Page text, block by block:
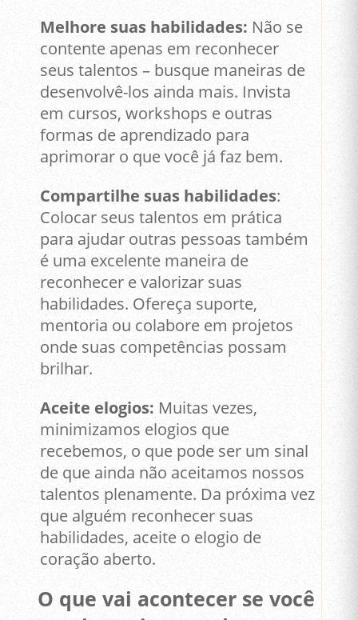
Melhore suas habilidades: Não se
contente apenas em reconhecer
seus talentos – busque maneiras de
desenvolvê-los ainda mais. Invista
em cursos, workshops e outras
formas de aprendizado para
aprimorar o que você já faz bem.
Compartilhe suas habilidades:
Colocar seus talentos em prática
para ajudar outras pessoas também
é uma excelente maneira de
reconhecer e valorizar suas
habilidades. Ofereça suporte,
mentoria ou colabore em projetos
onde suas competências possam
brilhar.
Aceite elogios: Muitas vezes,
minimizamos elogios que
recebemos, o que pode ser um sinal
de que ainda não aceitamos nossos
talentos plenamente. Da próxima vez
que alguém reconhecer suas
habilidades, aceite o elogio de
coração aberto.
O que vai acontecer se você